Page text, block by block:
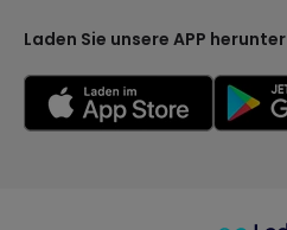
Laden Sie unsere APP herunter